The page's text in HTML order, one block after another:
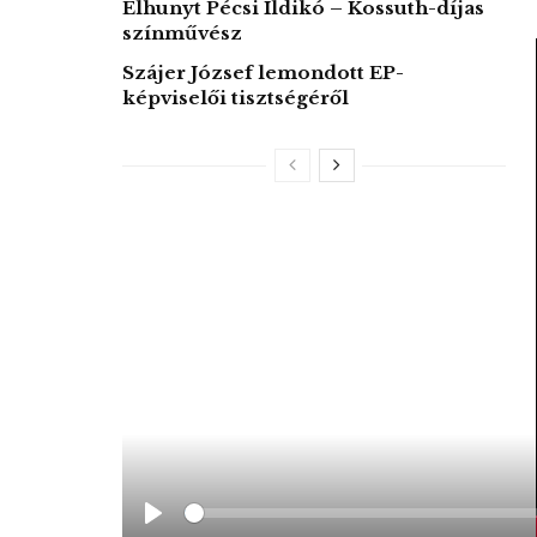
Elhunyt Pécsi Ildikó – Kossuth-díjas
színművész
Szájer József lemondott EP-
képviselői tisztségéről